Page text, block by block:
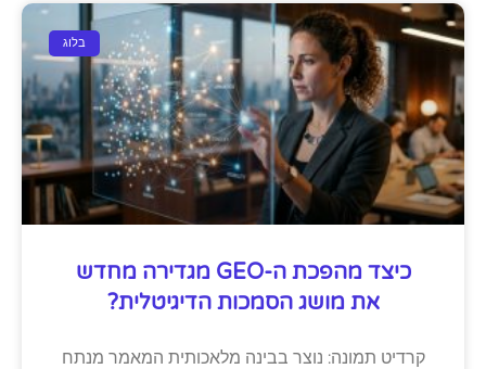
בלוג
כיצד מהפכת ה-GEO מגדירה מחדש
את מושג הסמכות הדיגיטלית?
קרדיט תמונה: נוצר בבינה מלאכותית המאמר מנתח